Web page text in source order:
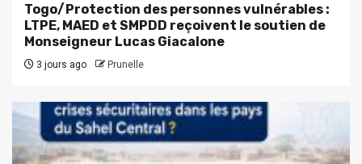
Togo/Protection des personnes vulnérables :
LTPE, MAED et SMPDD reçoivent le soutien de
Monseigneur Lucas Giacalone
3 jours ago Prunelle